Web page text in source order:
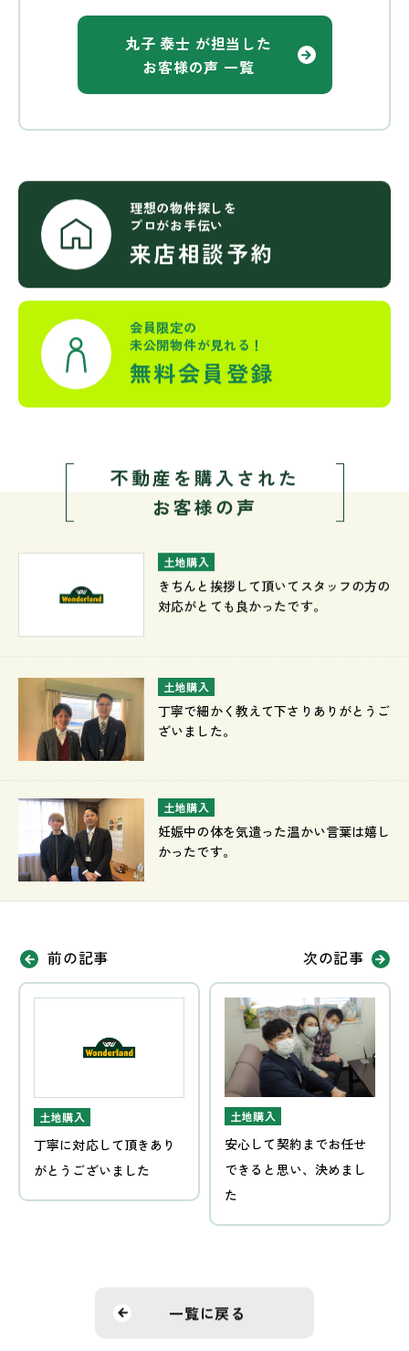
丸子 泰士 が担当した
お客様の声 一覧
理想の物件探しを
プロがお手伝い
来店相談予約
会員限定の
未公開物件が見れる！
無料会員登録
不動産を購入された
お客様の声
土地購入
きちんと挨拶して頂いてスタッフの方の
対応がとても良かったです。
土地購入
丁寧で細かく教えて下さりありがとうご
ざいました。
土地購入
妊娠中の体を気遣った温かい言葉は嬉し
かったです。
前の記事
土地購入
丁寧に対応して頂きあり
がとうございました
次の記事
土地購入
安心して契約までお任せ
できると思い、決めまし
た
一覧に戻る